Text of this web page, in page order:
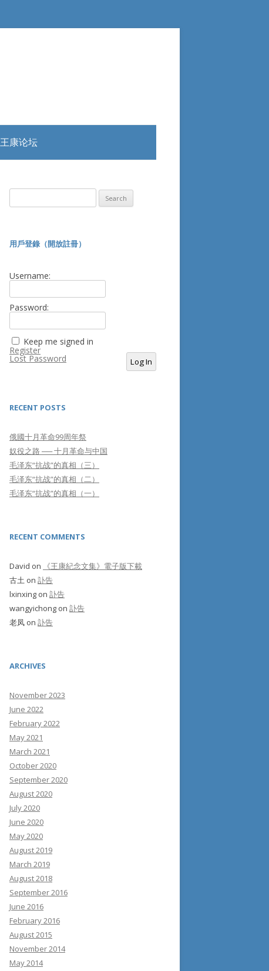
王康论坛
for:
用戶登錄（開放註冊）
Username:
Password:
Keep me signed in
Log In
Register
Lost Password
RECENT POSTS
俄國十月革命99周年祭
奴役之路 ── 十月革命与中国
毛泽东“抗战”的真相（三）
毛泽东“抗战”的真相（二）
毛泽东“抗战”的真相（一）
RECENT COMMENTS
David on
《王康紀念文集》電子版下載
古土 on 訃告
lxinxing on 訃告
wangyichong on 訃告
老凤 on 訃告
ARCHIVES
November 2023
June 2022
February 2022
May 2021
March 2021
October 2020
September 2020
August 2020
July 2020
June 2020
May 2020
August 2019
March 2019
August 2018
September 2016
June 2016
February 2016
August 2015
November 2014
May 2014